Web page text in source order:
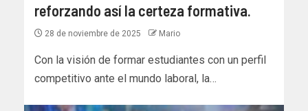
reforzando así la certeza formativa.
28 de noviembre de 2025 Mario
Con la visión de formar estudiantes con un perfil
competitivo ante el mundo laboral, la…